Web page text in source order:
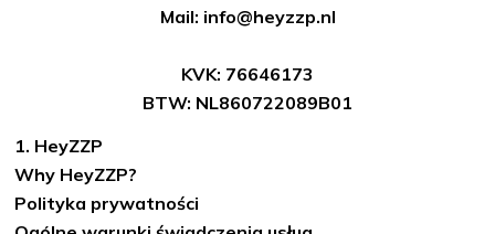
Mail: info@heyzzp.nl
KVK: 76646173
BTW: NL860722089B01
1. HeyZZP
Why HeyZZP?
Polityka prywatności